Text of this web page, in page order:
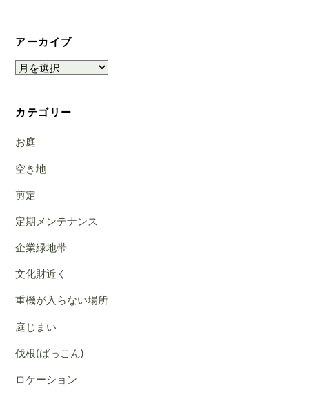
アーカイブ
ア
イ
ブ
カテゴリー
お庭
空き地
剪定
定期メンテナンス
企業緑地帯
文化財近く
重機が入らない場所
庭じまい
伐根(ばっこん)
ロケーション